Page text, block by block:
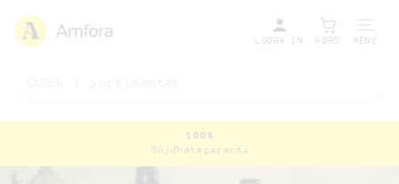
LOGGA IN KORG MENY
Pausa
100%
Nöjdhetsgaranti